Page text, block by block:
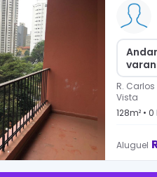
R.
Vista
128m² • 0
Aluguel